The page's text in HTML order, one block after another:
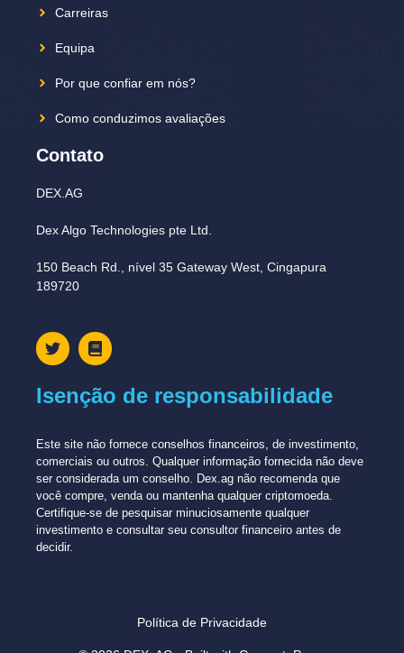
Carreiras
Equipa
Por que confiar em nós?
Como conduzimos avaliações
Contato
DEX.AG
Dex Algo Technologies pte Ltd.
150 Beach Rd., nível 35 Gateway West, Cingapura
189720
Isenção de responsabilidade
Este site não fornece conselhos financeiros, de investimento,
comerciais ou outros. Qualquer informação fornecida não deve
ser considerada um conselho. Dex.ag não recomenda que
você compre, venda ou mantenha qualquer criptomoeda.
Certifique-se de pesquisar minuciosamente qualquer
investimento e consultar seu consultor financeiro antes de
decidir.
Política de Privacidade